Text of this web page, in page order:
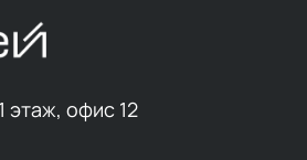
этаж, офис 12